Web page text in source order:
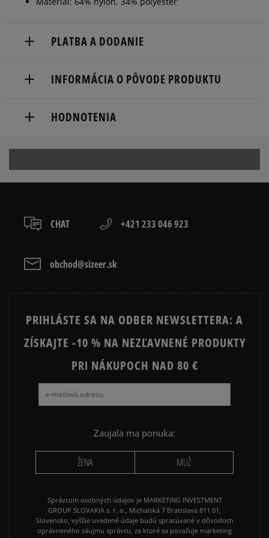
PLATBA A DODANIE
Dostupné spôsoby doručenia:
slovenská pošta - na adresu,
osobné prevzatie v predajni.
kartou,
INFORMÁCIA O PÔVODE PRODUKTU
ColosseumHODNOTENIA
CHAT +421 233 046 923
obchod@sizeer.sk
PRIHLÁSTE SA NA ODBER NEWSLETTERA: A
ZÍSKAJTE -10 % NA NEZĽAVNENÉ PRODUKTY
PRI NÁKUPOCH NAD 80 €
Zaujala ma ponuka:
ŽENA MUŽ
Správcom osobných údajov je MARKETING INVESTMENT
GROUP SLOVAKIA s. r. o., Michalská 7 Bratislava 811 01,
Slovensko, vyššie uvedené údaje budú spracúvané v dôvodoch
oprávneného záujmu správcu, za ktoré sa považuje marketing